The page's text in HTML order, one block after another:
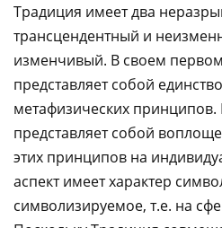
Традиция имеет два
трансцендентный и
изменчивый. В своем
представляет собой
метафизических
представляет собой
этих принципов на
аспект имеет характер
символизируемое, т.е. на